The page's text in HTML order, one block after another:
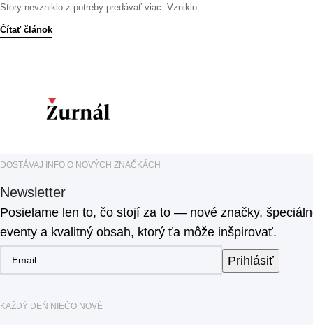
Story nevzniklo z potreby predávať viac. Vzniklo
Čítať článok
DOSTÁVAJ INFO O NOVÝCH ZNAČKÁCH
Newsletter
Posielame len to, čo stojí za to — nové značky,
eventy a kvalitný obsah, ktorý ťa môže inšpirovať.
Prihlásiť
KAŽDÝ DEŇ NIEČO NOVÉ